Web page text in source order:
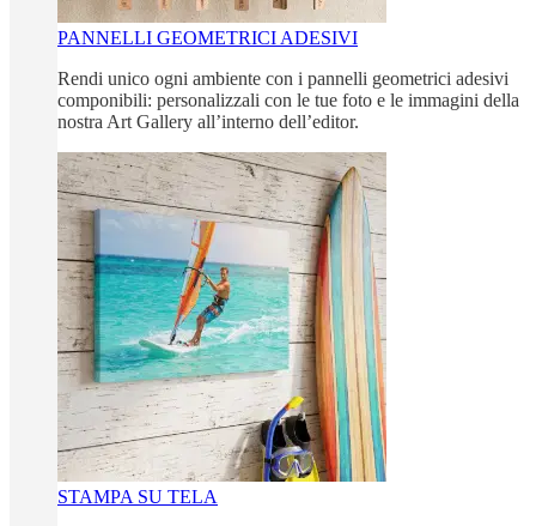
PANNELLI GEOMETRICI ADESIVI
Rendi unico ogni ambiente con i pannelli geometrici adesivi
componibili: personalizzali con le tue foto e le immagini della
nostra Art Gallery all’interno dell’editor.
STAMPA SU TELA